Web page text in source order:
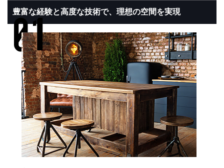
豊富な経験と高度な技術で、理想の空間を実現